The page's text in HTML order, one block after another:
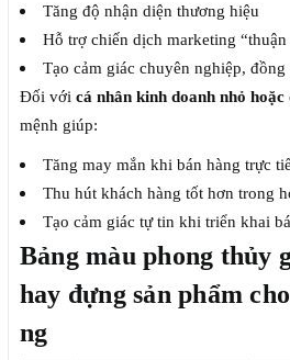
Tăng độ nhận diện thương hiệu
Hỗ trợ chiến dịch marketing
Tạo cảm giác chuyên nghiệp,
Đối với cá nhân kinh doanh nhỏ hoặc
mệnh giúp:
Tăng may mắn khi bán hàng trực
Thu hút khách hàng tốt hơn trong
Tạo cảm giác tự tin khi triển khai
Bảng màu phong thủy
hay đựng sản phẩm
ng